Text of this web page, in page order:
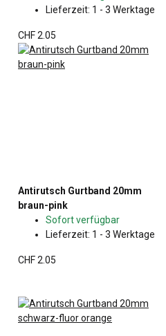
Lieferzeit: 1 - 3 Werktage
CHF 2.05
Antirutsch Gurtband 20mm
braun-pink
Sofort verfügbar
Lieferzeit: 1 - 3 Werktage
CHF 2.05